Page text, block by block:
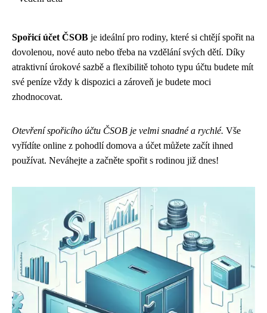
Spořicí účet ČSOB je ideální pro rodiny, které si chtějí spořit na
dovolenou, nové auto nebo třeba na vzdělání svých dětí. Díky
atraktivní úrokové sazbě a flexibilitě tohoto typu účtu budete mít
své peníze vždy k dispozici a zároveň je budete moci
zhodnocovat.
Otevření spořicího účtu ČSOB je velmi snadné a rychlé. Vše
vyřídíte online z pohodlí domova a účet můžete začít ihned
používat. Neváhejte a začněte spořit s rodinou již dnes!